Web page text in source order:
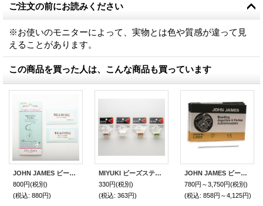
ご注文の前にお読みください
※お使いのモニターによって、実物とは色や質感が違って見
えることがあります。
この商品を買った人は、こんな商品も買っています
JOHN JAMES ビーズ針 10号・11号・12号（10本入）
800円(税別)
(税込: 880円)
MIYUKI ビーズステッチ糸（50m）
330円(税別)
(税込: 363円)
JOHN JAMES ビーズ針 15号 （4本/25本入）
780円～3,750円(税別)
(税込: 858円～4,125円)